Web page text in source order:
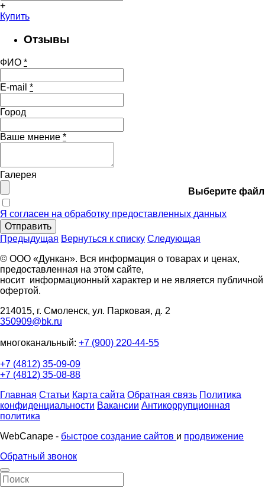
+
Купить
Отзывы
ФИО *
E-mail *
Город
Ваше мнение *
Галерея
Выберите файл
Я согласен на обработку предоставленных данных
Отправить
Предыдущая Вернуться к списку Следующая
© ООО «Дункан». Вся информация о товарах и ценах,
предоставленная на этом сайте,
носит информационный характер и не является публичной
офертой.
214015, г. Смоленск, ул. Парковая, д. 2
350909@bk.ru
многоканальный: +7 (900) 220-44-55
+7 (4812) 35-09-09
+7 (4812) 35-08-88
Главная Статьи Карта сайта Обратная связь Политика
конфиденциальности Вакансии Антикоррупционная
политика
WebCanape - быстрое создание сайтов и продвижение
Обратный звонок